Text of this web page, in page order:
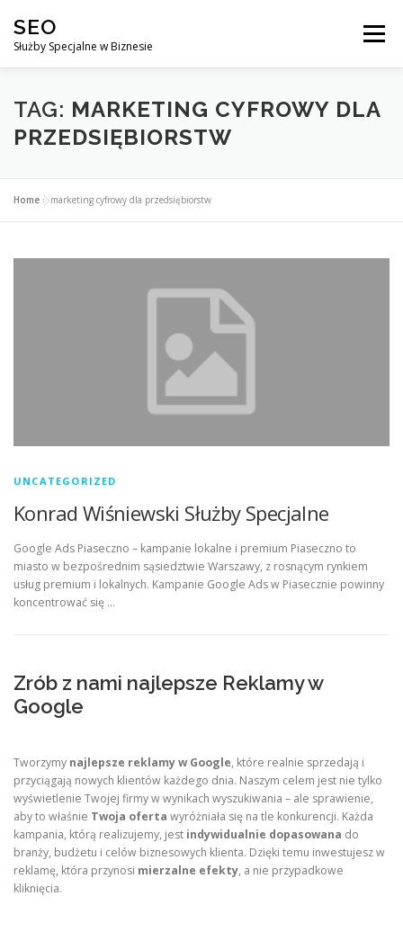
treści
SEO
Służby Specjalne w Biznesie
Menu
AGENCJA SEO CO ZYSKUJESZ ?
TAG: MARKETING CYFROWY DLA
PRZEDSIĘBIORSTW
Home »marketing cyfrowy dla przedsiębiorstw
UNCATEGORIZED
Konrad Wiśniewski Służby Specjalne
Google Ads Piaseczno – kampanie lokalne i premium Piaseczno to
miasto w bezpośrednim sąsiedztwie Warszawy, z rosnącym rynkiem
usług premium i lokalnych. Kampanie Google Ads w Piasecznie powinny
koncentrować się …
Zrób z nami najlepsze Reklamy w
Google
Tworzymy najlepsze reklamy w Google, które realnie sprzedają i
przyciągają nowych klientów każdego dnia. Naszym celem jest nie tylko
wyświetlenie Twojej firmy w wynikach wyszukiwania – ale sprawienie,
aby to właśnie Twoja oferta wyróżniała się na tle konkurencji. Każda
kampania, którą realizujemy, jest indywidualnie dopasowana do
branży, budżetu i celów biznesowych klienta. Dzięki temu inwestujesz w
reklamę, która przynosi mierzalne efekty, a nie przypadkowe
kliknięcia.